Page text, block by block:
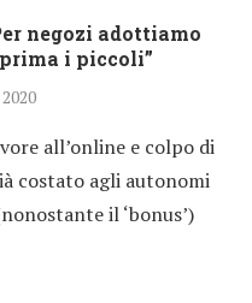
negozi adottiamo
i piccoli”
all’online e colpo di
costato agli autonomi
il ‘bonus’)